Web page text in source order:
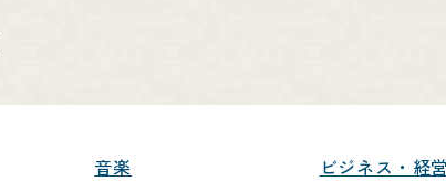
音楽
ビジネス・経